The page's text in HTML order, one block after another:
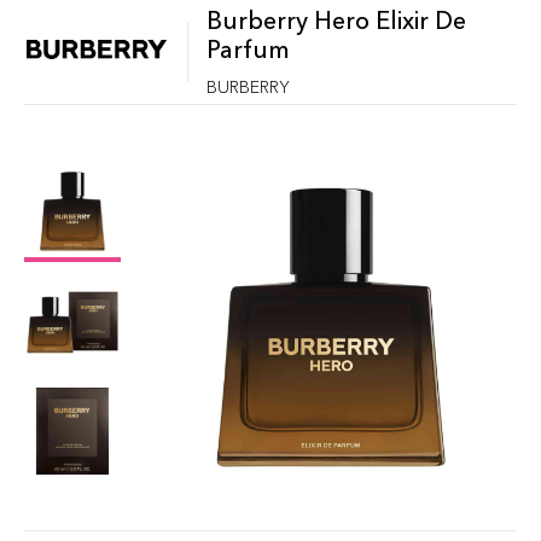
Burberry Hero Elixir De
Parfum
BURBERRY